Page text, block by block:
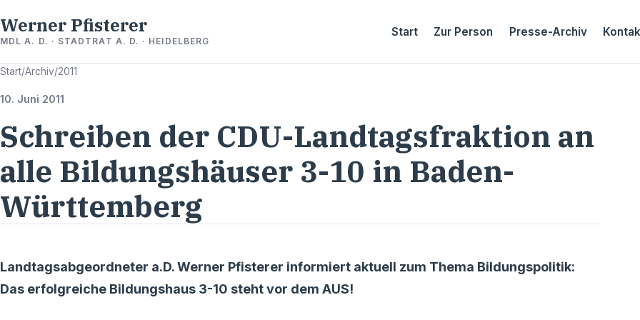
Werner Pfisterer
MDL A. D. · STADTRAT A. D. · HEIDELBERG
Start Zur Person Presse-Archiv
Start/Archiv/2011
10. Juni 2011
Schreiben der CDU-Landtagsfraktion an
alle Bildungshäuser 3-10 in Baden-
Württemberg
Landtagsabgeordneter a.D. Werner Pfisterer informiert aktuell zum Thema Bildungspolitik:
Das erfolgreiche Bildungshaus 3-10 steht vor dem AUS!